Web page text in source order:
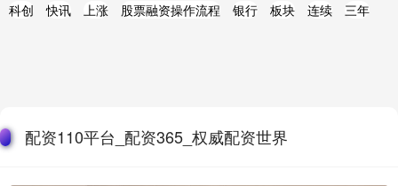
科创 快讯 上涨 股票融资操作流程 银行 板块 连续 三年
配资110平台_配资365_权威配资世界